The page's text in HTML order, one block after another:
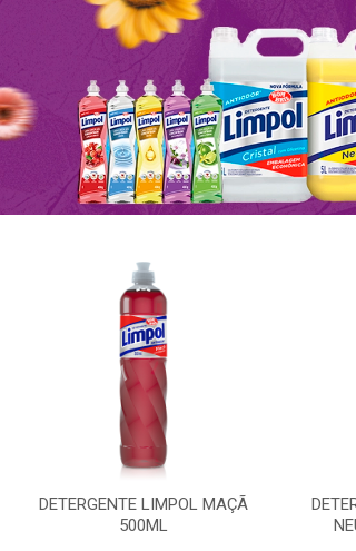
DETERGENTE LIMPOL MAÇÃ
500ML